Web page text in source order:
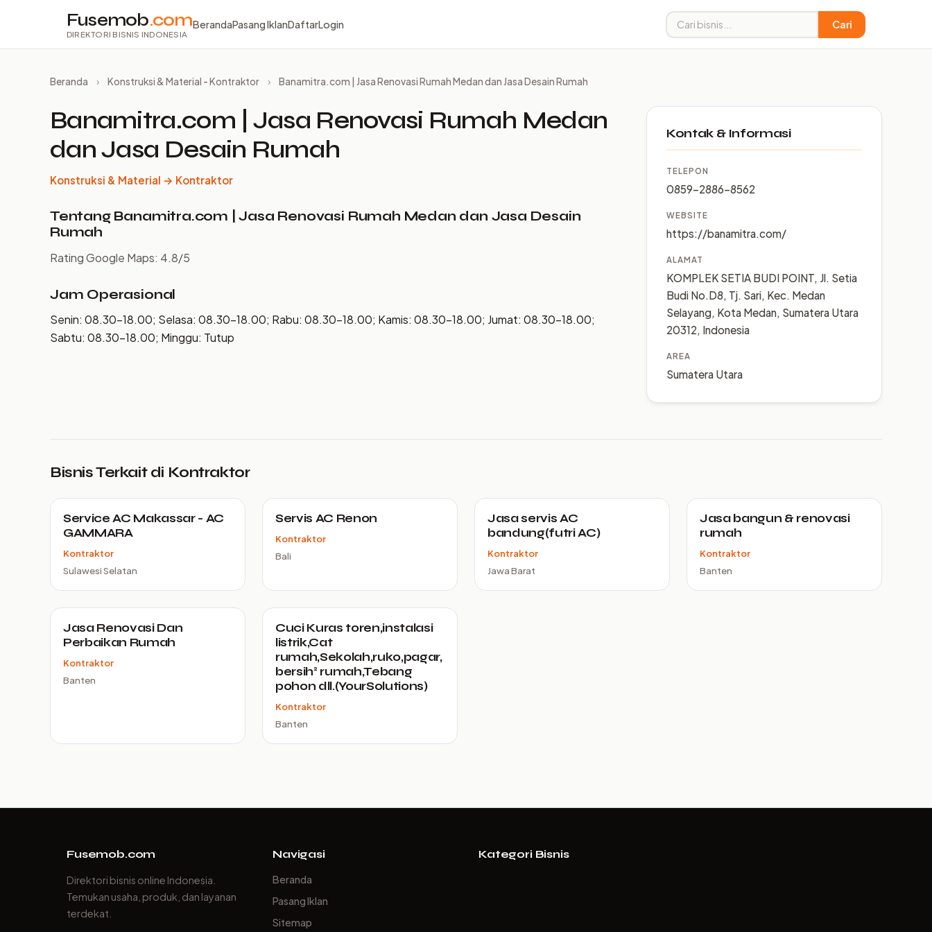
Fusemob.com
DIREKTORI BISNIS INDONESIA
BerandaPasang IklanDaftarLogin Cari
Beranda › Konstruksi & Material - Kontraktor › Banamitra.com | Jasa Renovasi Rumah Medan dan Jasa Desain Rumah
Banamitra.com | Jasa Renovasi Rumah Medan
dan Jasa Desain Rumah
Konstruksi & Material → Kontraktor
Tentang Banamitra.com | Jasa Renovasi Rumah Medan dan Jasa Desain
Rumah
Rating Google Maps: 4.8/5
Jam Operasional
Senin: 08.30–18.00; Selasa: 08.30–18.00; Rabu: 08.30–18.00; Kamis: 08.30–18.00; Jumat: 08.30–18.00;
Sabtu: 08.30–18.00; Minggu: Tutup
Kontak & Informasi
TELEPON
0859-2886-8562
WEBSITE
https://banamitra.com/
ALAMAT
KOMPLEK SETIA BUDI POINT, Jl. Setia
Budi No.D8, Tj. Sari, Kec. Medan
Selayang, Kota Medan, Sumatera Utara
20312, Indonesia
AREA
Sumatera Utara
Bisnis Terkait di Kontraktor
Service AC Makassar - AC
GAMMARA
Kontraktor
Sulawesi Selatan
Servis AC Renon
Kontraktor
Bali
Jasa servis AC
bandung(futri AC)
Kontraktor
Jawa Barat
Jasa bangun & renovasi
rumah
Kontraktor
Banten
Jasa Renovasi Dan
Perbaikan Rumah
Kontraktor
Banten
Cuci Kuras toren,instalasi
listrik,Cat
rumah,Sekolah,ruko,pagar,
bersih² rumah,Tebang
pohon dll.(YourSolutions)
Kontraktor
Banten
Fusemob.com
Direktori bisnis online Indonesia.
Temukan usaha, produk, dan layanan
terdekat.
Navigasi
Beranda
Pasang Iklan
Sitemap
Kategori Bisnis